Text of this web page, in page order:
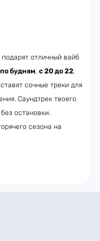
отличный вайб
по будням, с 20 до 22,
ставят сочные треки для
Саундтрек твоего
остановки.
сезона на